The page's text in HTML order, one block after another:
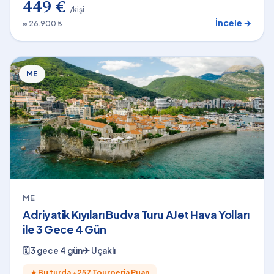
449 € /kişi
≈ 26.900 ₺
İncele →
ME
ME
Adriyatik Kıyıları Budva Turu AJet Hava Yolları
ile 3 Gece 4 Gün
🗓3 gece 4 gün✈Uçaklı